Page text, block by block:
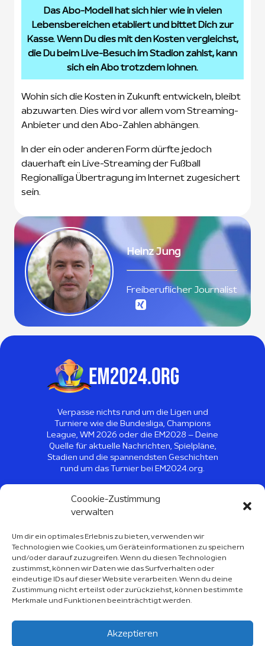
Coookie-Zustimmung
verwalten
Um dir ein optimales Erlebnis zu bieten, verwenden wir
Technologien wie Cookies, um Geräteinformationen zu speichern
und/oder darauf zuzugreifen. Wenn du diesen Technologien
zustimmst, können wir Daten wie das Surfverhalten oder
eindeutige IDs auf dieser Website verarbeiten. Wenn du deine
Zustimmung nicht erteilst oder zurückziehst, können bestimmte
Merkmale und Funktionen beeinträchtigt werden.
Akzeptieren
Das Abo-Modell hat sich hier wie in vielen
Lebensbereichen etabliert und bittet Dich zur
Kasse. Wenn Du dies mit den Kosten vergleichst,
die Du beim Live-Besuch im Stadion zahlst, kann
sich ein Abo trotzdem lohnen.
Wohin sich die Kosten in Zukunft entwickeln, bleibt
abzuwarten. Dies wird vor allem vom Streaming-
Anbieter und den Abo-Zahlen abhängen.
In der ein oder anderen Form dürfte jedoch
dauerhaft ein Live-Streaming der Fußball
Regionalliga Übertragung im Internet zugesichert
sein.
Heinz Jung
Freiberuflicher Journalist
Verpasse nichts rund um die Ligen und
Turniere wie die Bundesliga, Champions
League, WM 2026 oder die EM2028 – Deine
Quelle für aktuelle Nachrichten, Spielpläne,
Stadien und die spannendsten Geschichten
rund um das Turnier bei EM2024.org.
© 2026
EM2024 - Alle Rechte
vorbehalten
Sport Kalender 2026
Über Uns
Impressum
EU-Cookie-Richtlinie